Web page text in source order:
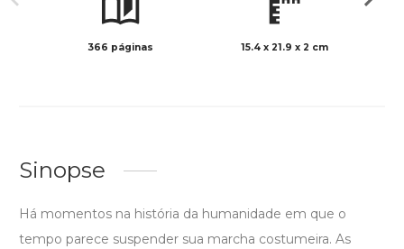
366 páginas 15.4 x 21.9 x 2 cm
Sinopse
Há momentos na história da humanidade em que o
tempo parece suspender sua marcha costumeira. As